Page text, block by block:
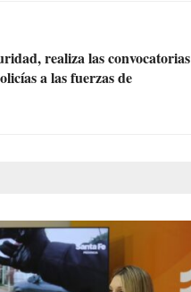
realiza las convocatorias
a las fuerzas de